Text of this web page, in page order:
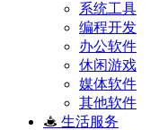
系统工具
编程开发
办公软件
休闲游戏
媒体软件
其他软件
生活服务